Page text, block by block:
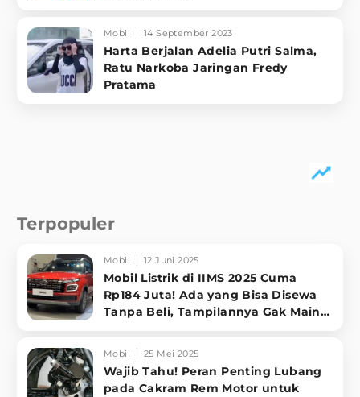
Mobil 14 September 2023
Harta Berjalan Adelia Putri Salma,
Ratu Narkoba Jaringan Fredy
Pratama
Terpopuler
Mobil 12 Juni 2025
Mobil Listrik di IIMS 2025 Cuma
Rp184 Juta! Ada yang Bisa Disewa
Tanpa Beli, Tampilannya Gak Main-
Mobil 25 Mei 2025
Wajib Tahu! Peran Penting Lubang
pada Cakram Rem Motor untuk